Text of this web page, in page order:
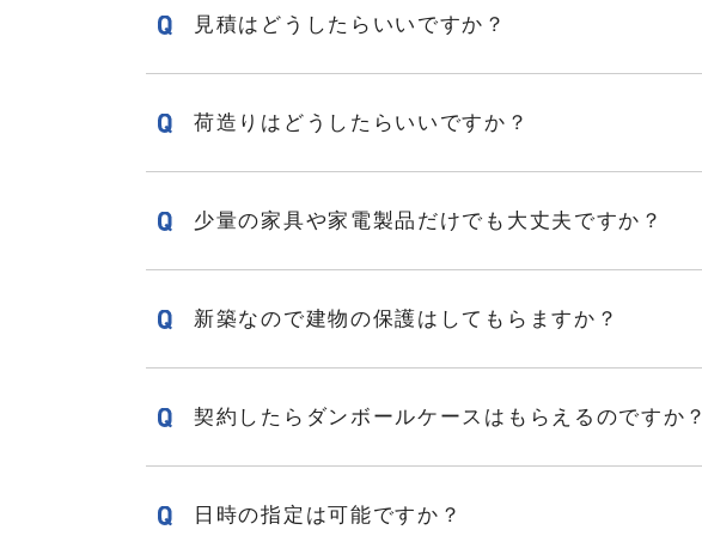
見積はどうしたらいいですか？
荷造りはどうしたらいいですか？
少量の家具や家電製品だけでも大丈夫ですか？
新築なので建物の保護はしてもらますか？
契約したらダンボールケースはもらえるのですか？
日時の指定は可能ですか？